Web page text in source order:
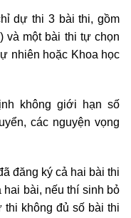
dự thi 3 bài thi, gồm
và một bài thi tự chọn
nhiên hoặc Khoa học
không giới hạn số
các nguyện vọng
đăng ký cả hai bài thi
bài, nếu thí sinh bỏ
thi không đủ số bài thi